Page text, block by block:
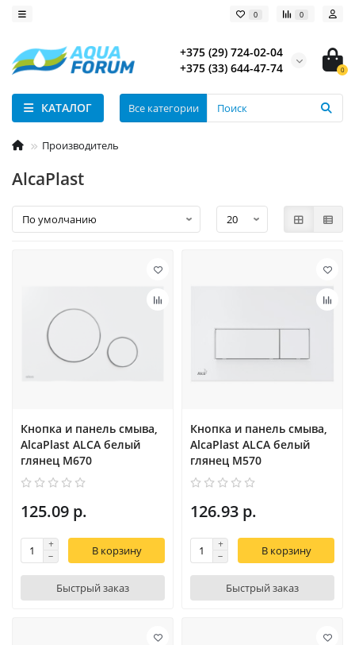
0 0
+375 (29) 724-02-04
+375 (33) 644-47-74
0
КАТАЛОГ Все категории
Производитель
AlcaPlast
Кнопка и панель смыва,
AlcaPlast ALCA белый
глянец M670
125.09 р.
В корзину
Быстрый заказ
Кнопка и панель смыва,
AlcaPlast ALCA белый
глянец M570
126.93 р.
В корзину
Быстрый заказ